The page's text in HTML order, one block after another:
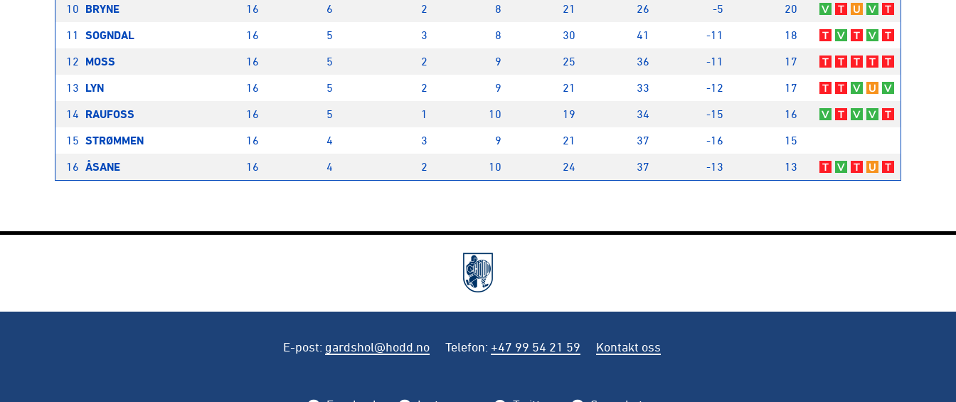
10 BRYNE 16 6 2 8 21 26 -5 20 V T U V T
11 SOGNDAL 16 5 3 8 30 41 -11 18 T V T V T
12 MOSS 16 5 2 9 25 36 -11 17 T T T T T
13 LYN 16 5 2 9 21 33 -12 17 T T V U V
14 RAUFOSS 16 5 1 10 19 34 -15 16 V T V V T
15 STRØMMEN 16 4 3 9 21 37 -16 15
16 ÅSANE 16 4 2 10 24 37 -13 13 T V T U T
E-post: gardshol@hodd.no Telefon: +47 99 54 21 59 Kontakt oss